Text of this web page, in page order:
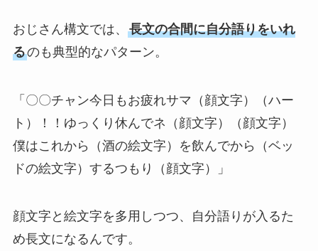
おじさん構文では、 長文の合間に自分語りをいれ
るのも典型的なパターン。
「〇〇チャン今日もお疲れサマ（顔文字）（ハー
ト）！！ゆっくり休んでネ（顔文字）（顔文字）
僕はこれから（酒の絵文字）を飲んでから（ベッ
ドの絵文字）するつもり（顔文字）」
顔文字と絵文字を多用しつつ、自分語りが入るた
め長文になるんです。